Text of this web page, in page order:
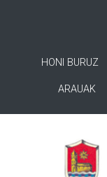
HONI BURUZ
ARAUAK